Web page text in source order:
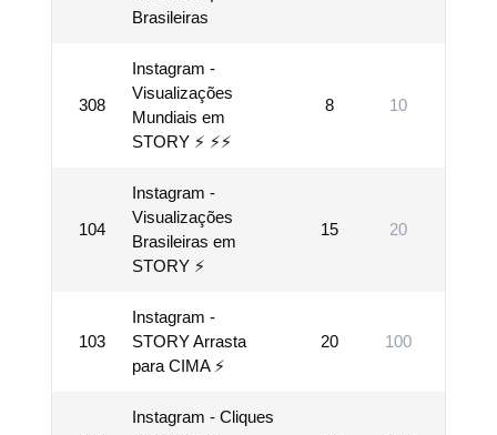
Brasileiras
308
Instagram -
Visualizações
Mundiais em
STORY ⚡ ⚡️⚡️
8 10
104
Instagram -
Visualizações
Brasileiras em
STORY ⚡
15 20
103
Instagram -
STORY Arrasta
para CIMA ⚡
20 100
Instagram - Cliques